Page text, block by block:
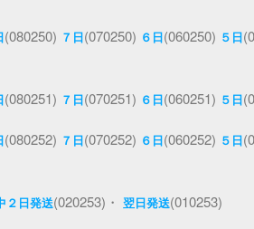
(080250) ７日(070250) ６日(060250) ５日
(080251) ７日(070251) ６日(060251) ５日
(080252) ７日(070252) ６日(060252) ５日
２日発送(020253)・ 翌日発送(010253)